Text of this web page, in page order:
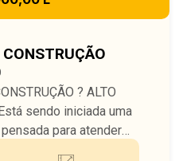
? ALTO
sendo iniciada uma
para atender
alto fluxo de clientes,